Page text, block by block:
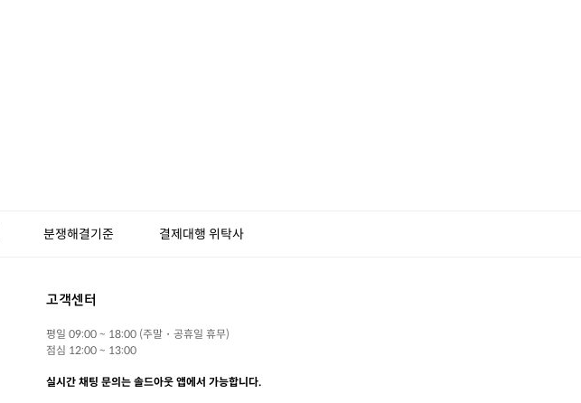
분쟁해결기준 결제대행 위탁사
고객센터
평일 09:00 ~ 18:00 (주말・공휴일 휴무)
점심 12:00 ~ 13:00
실시간 채팅 문의는 솔드아웃 앱에서 가능합니다.